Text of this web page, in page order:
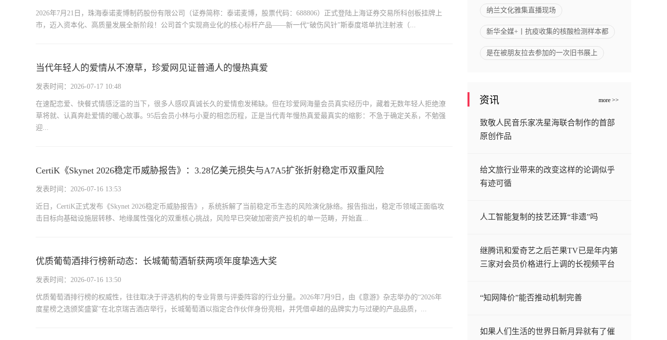
2026年7月21日，珠海泰诺麦博制药股份有限公司（证券简称：泰诺麦博，股票代码：688806）正式登陆上海证券交易所科创板挂牌上
市，迈入资本化、高质量发展全新阶段！公司首个实现商业化的核心标杆产品——新一代“破伤风针”斯泰度塔单抗注射液（...
当代年轻人的爱情从不潦草，珍爱网见证普通人的慢热真爱
发表时间：2026-07-17 10:48
在速配恋爱、快餐式情感泛滥的当下，很多人感叹真诚长久的爱情愈发稀缺。但在珍爱网海量会员真实经历中，藏着无数年轻人拒绝潦
草将就、认真奔赴爱情的暖心故事。95后会员小林与小夏的相恋历程，正是当代青年慢热真爱最真实的缩影：不急于确定关系，不勉强
迎...
CertiK《Skynet 2026稳定币威胁报告》：3.28亿美元损失与A7A5扩张折射稳定币双重风险
发表时间：2026-07-16 13:53
近日，CertiK正式发布《Skynet 2026稳定币威胁报告》，系统拆解了当前稳定币生态的风险演化脉络。报告指出，稳定币领域正面临攻
击目标向基础设施层转移、地缘属性强化的双重核心挑战，风险早已突破加密资产投机的单一范畴，开始直...
优质葡萄酒排行榜新动态：长城葡萄酒斩获两项年度挚选大奖
发表时间：2026-07-16 13:50
优质葡萄酒排行榜的权威性，往往取决于评选机构的专业背景与评委阵容的行业分量。2026年7月9日，由《意游》杂志举办的“2026年
度星榜之选颁奖盛宴”在北京瑞吉酒店举行，长城葡萄酒以指定合作伙伴身份亮相，并凭借卓越的品牌实力与过硬的产品品质，...
纳兰文化雅集直播现场
新华全媒+丨抗疫收集的核酸检测样本都
是在被朋友拉去参加的一次旧书展上
资讯 more >>
致敬人民音乐家冼星海联合制作的首部
原创作品
给文旅行业带来的改变这样的论调似乎
有迹可循
人工智能复制的技艺还算“非遗”吗
继腾讯和爱奇艺之后芒果TV已是年内第
三家对会员价格进行上调的长视频平台
“知网降价”能否推动机制完善
如果人们生活的世界日新月异就有了催